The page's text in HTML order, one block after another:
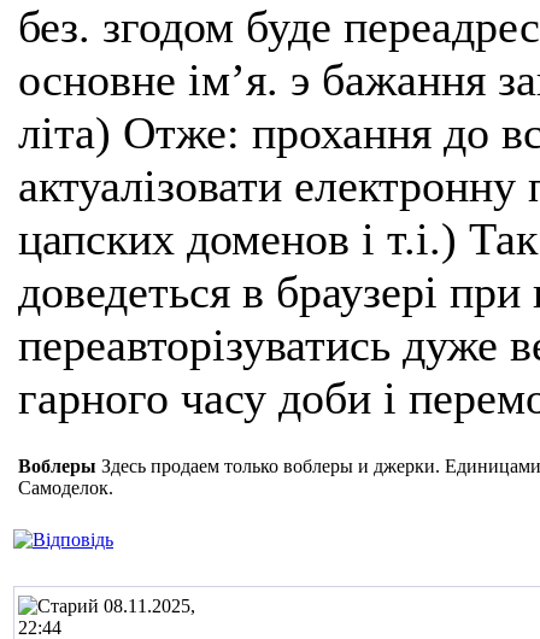
без. згодом буде
основне імʼя. э бажання
літа) Отже: прохання до
актуалізовати
цапских доменов і т.і.)
доведеться в браузері
переавторізуватись
гарного часу доби і
Воблеры Здесь продаем только воблеры и джерки.
Самоделок.
08.11.2025,
22:44